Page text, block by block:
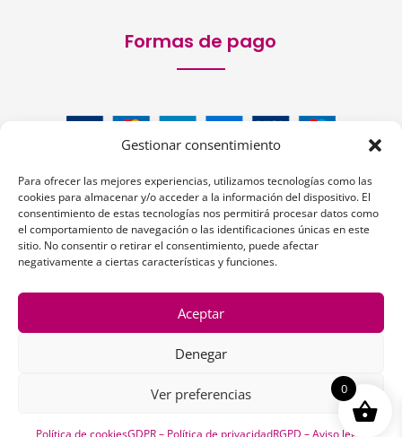
Gestionar consentimiento
Para ofrecer las mejores experiencias, utilizamos tecnologías como las
cookies para almacenar y/o acceder a la información del dispositivo. El
consentimiento de estas tecnologías nos permitirá procesar datos como
el comportamiento de navegación o las identificaciones únicas en este
sitio. No consentir o retirar el consentimiento, puede afectar
negativamente a ciertas características y funciones.
Aceptar
Denegar
Ver preferencias
Política de cookiesGDPR – Política de privacidadRGPD – Aviso legal
Formas de pago
Siguenos:
0